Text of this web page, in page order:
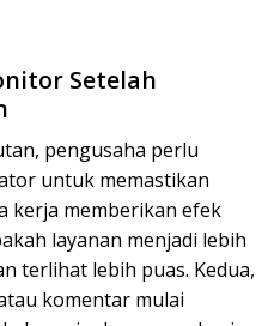
Setelah
pengusaha perlu
untuk memastikan
kerja memberikan efek
layanan menjadi lebih
terlihat lebih puas. Kedua,
komentar mulai